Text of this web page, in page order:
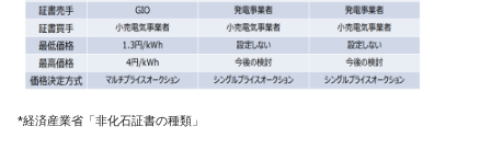
*経済産業省「非化石証書の種類」